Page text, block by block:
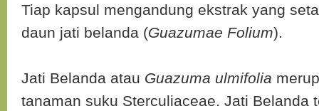
Tiap kapsul mengandung ekstrak yang
daun jati belanda (Guazumae Folium).
Jati Belanda atau Guazuma ulmifolia
tanaman suku Sterculiaceae. Jati Belanda